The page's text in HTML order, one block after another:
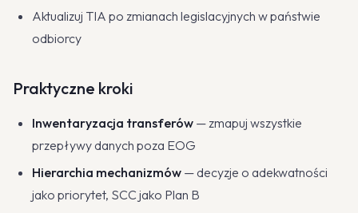
Aktualizuj TIA po zmianach legislacyjnych w państwie
odbiorcy
Praktyczne kroki
Inwentaryzacja transferów — zmapuj wszystkie
przepływy danych poza EOG
Hierarchia mechanizmów — decyzje o adekwatności
jako priorytet, SCC jako Plan B